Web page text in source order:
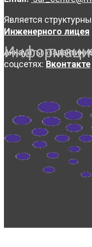
Является
Инженерного лицея
Аккаунты
соцсетях: Вконтакте